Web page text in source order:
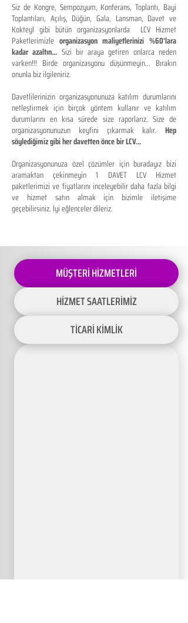
Siz de Kongre, Sempozyum, Konferans, Toplantı, Bayi
Toplantıları, Açılış, Düğün, Gala, Lansman, Davet ve
Kokteyl gibi bütün organizasyonlarda LCV Hizmet
Paketlerimizle organizasyon maliyetlerinizi %60'lara
kadar azaltın... Sizi bir araya getiren onlarca neden
varken!!! Birde organizasyonu düşünmeyin... Bırakın
onunla biz ilgileniriz.
Davetlilerinizin organizasyonunuza katılım durumlarını
netleştirmek için birçok yöntem kullanır ve katılım
durumlarını en kısa sürede size raporlarız. Size de
organizasyonunuzun keyfini çıkarmak kalır. Hep
söylediğimiz gibi her davetten önce bir LCV...
Organizasyonunuza özel çözümler için buradayız bizi
aramaktan çekinmeyin 1 DAVET LCV Hizmet
paketlerimizi ve fiyatlarını inceleyebilir daha fazla bilgi
ve hizmet satın almak için bizimle iletişime
geçebilirsiniz. İyi eğlenceler dileriz.
MÜŞTERİ HİZMETLERİ
HİZMET SAATLERİMİZ
TİCARİ KİMLİK